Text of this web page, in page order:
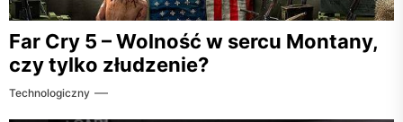
Far Cry 5 – Wolność w sercu Montany,
czy tylko złudzenie?
Technologiczny